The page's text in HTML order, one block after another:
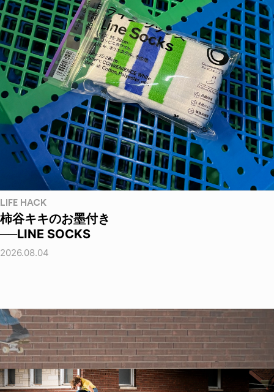
LIFE HACK
柿谷キキのお墨付き
──LINE SOCKS
2026.08.04